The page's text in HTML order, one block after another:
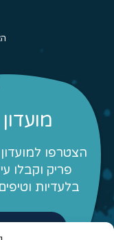
הצטרפו
פריק וקבלו
בלעדיות